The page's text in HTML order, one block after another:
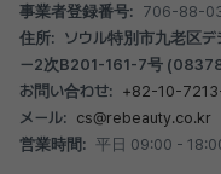
事業者登録番号: 706-88-
住所: ソウル特別市九老区デ
ー2次B201-161-7号
お問い合わせ: +82-10-
メール: cs@rebeauty.co.kr
営業時間: 平日 09:00 -